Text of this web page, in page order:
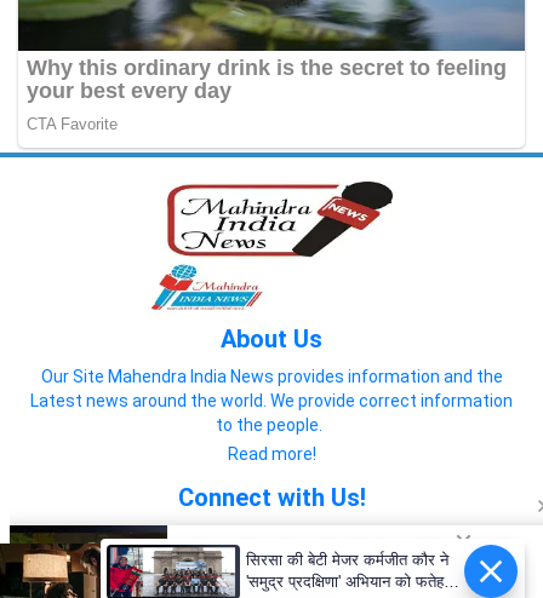
About Us
Our Site Mahendra India News provides information and the
Latest news around the world. We provide correct information
to the people.
Read more!
Connect with Us!
सिरसा की बेटी मेजर कर्मजीत कौर ने
'समुद्र प्रदक्षिणा' अभियान को फतेह